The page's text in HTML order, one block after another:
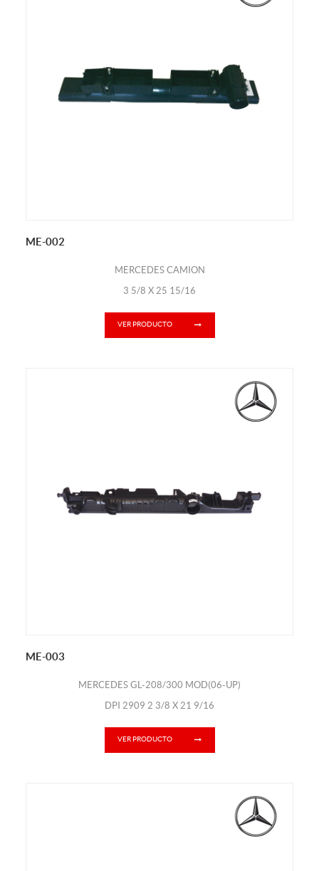
ME-002
MERCEDES CAMION
3 5/8 X 25 15/16
VER PRODUCTO
ME-003
MERCEDES GL-208/300 MOD(06-UP)
DPI 2909 2 3/8 X 21 9/16
VER PRODUCTO